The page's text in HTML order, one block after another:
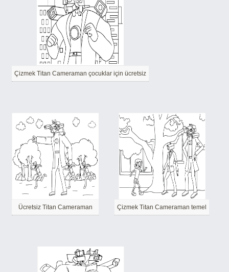
Çizmek Titan Cameraman çocuklar için ücretsiz
Ücretsiz Titan Cameraman Çizmek Titan Cameraman temel